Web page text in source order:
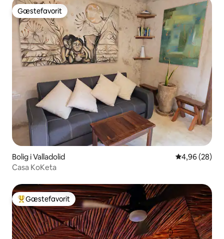
Gæstefavorit
Gæstefavorit
Bolig i Valladolid 4,96 ud af 5 i
4,96 (28)
Casa KoKeta
Bedste gæstefavorit
Gæstefavorit